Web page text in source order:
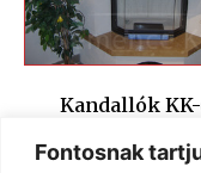
Fontosnak
Kandallók KK-